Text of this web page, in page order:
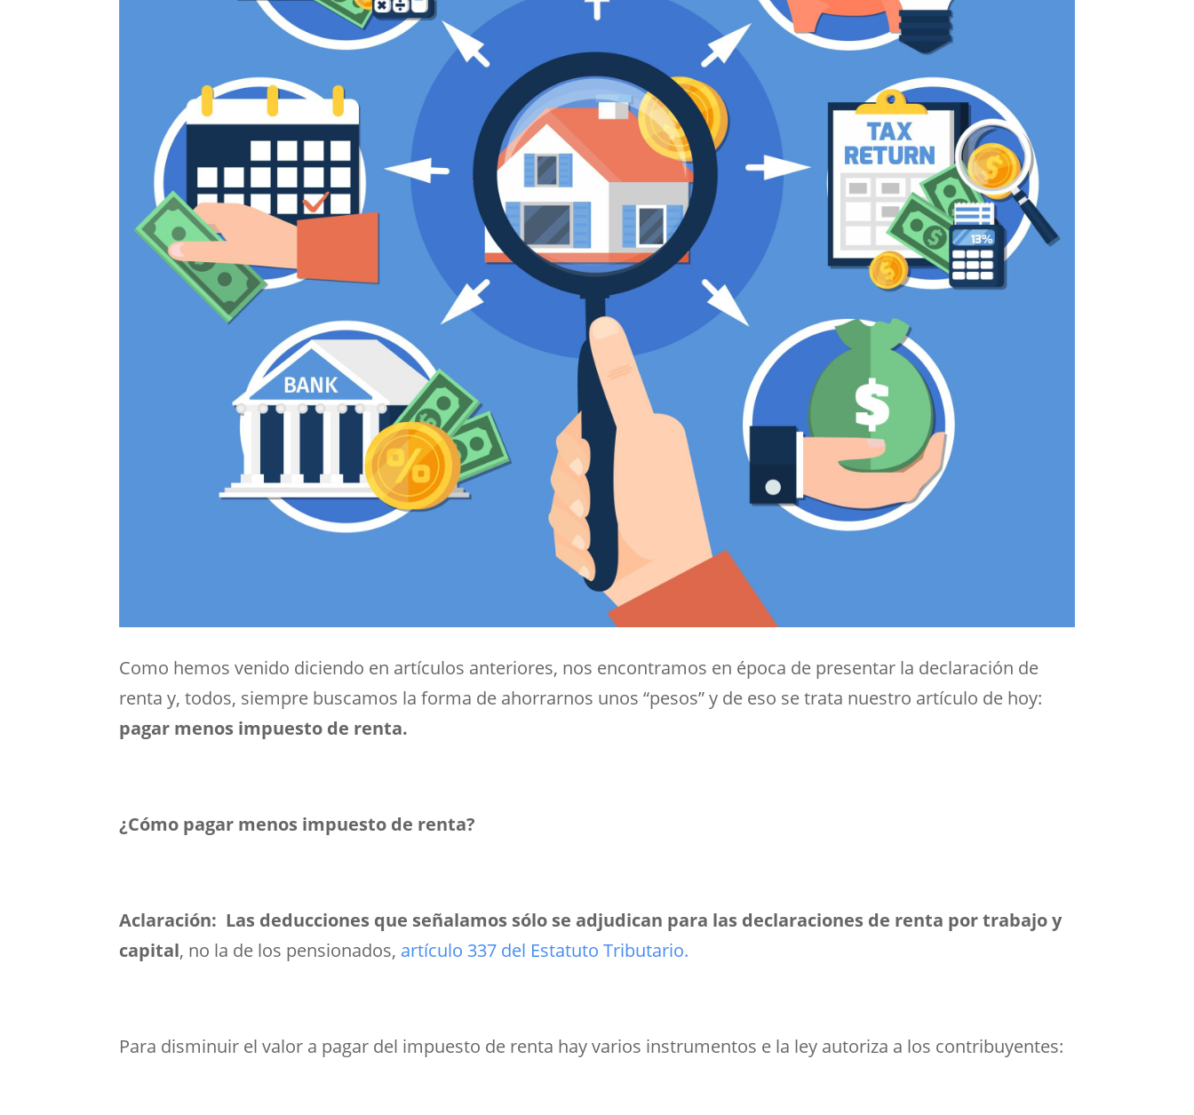
Como hemos venido diciendo en artículos anteriores, nos encontramos en época de presentar la declaración de
renta y, todos, siempre buscamos la forma de ahorrarnos unos “pesos” y de eso se trata nuestro artículo de hoy:
pagar menos impuesto de renta.
¿Cómo pagar menos impuesto de renta?
Aclaración: Las deducciones que señalamos sólo se adjudican para las declaraciones de renta por trabajo y
capital, no la de los pensionados, artículo 337 del Estatuto Tributario.
Para disminuir el valor a pagar del impuesto de renta hay varios instrumentos e la ley autoriza a los contribuyentes: